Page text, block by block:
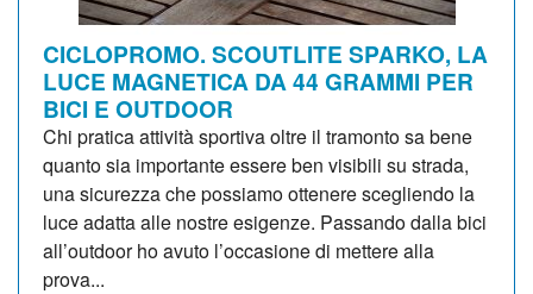
CICLOPROMO. SCOUTLITE SPARKO, LA
LUCE MAGNETICA DA 44 GRAMMI PER
BICI E OUTDOOR
Chi pratica attività sportiva oltre il tramonto sa bene
quanto sia importante essere ben visibili su strada,
una sicurezza che possiamo ottenere scegliendo la
luce adatta alle nostre esigenze. Passando dalla bici
all’outdoor ho avuto l’occasione di mettere alla
prova...